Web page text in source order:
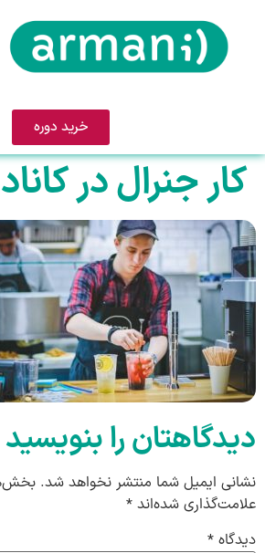
خرید دوره
کار جنرال در
دیدگاهتان را بنویسید
نشانی ایمیل شما منتشر نخواهد شد.
علامت‌گذاری شده‌اند *
دیدگاه *